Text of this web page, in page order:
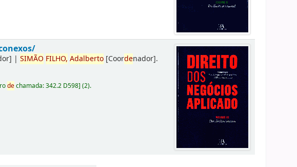
|SIMÃO FILHO, Adalberto [Coordenador].
dechamada:342.2 D598](2).